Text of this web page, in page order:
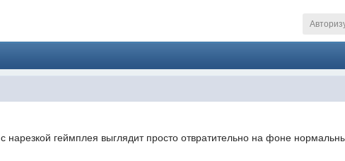
с нарезкой геймплея выглядит просто отвратительно на фоне